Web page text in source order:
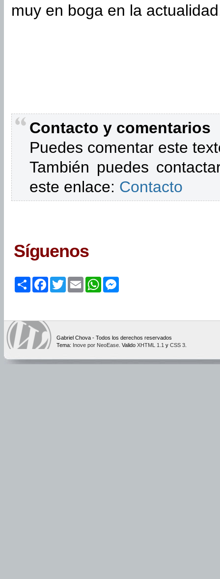
muy en boga en la
Contacto y comentarios
Puedes comentar este
También puedes
este enlace: Contacto
Síguenos
ShareFacebook
TwitterEmailWhatsApp
Gabriel Chova - Todos los derechos reservados
Tema: Inove por NeoEase . Valido XHTML 1.1 y CSS 3